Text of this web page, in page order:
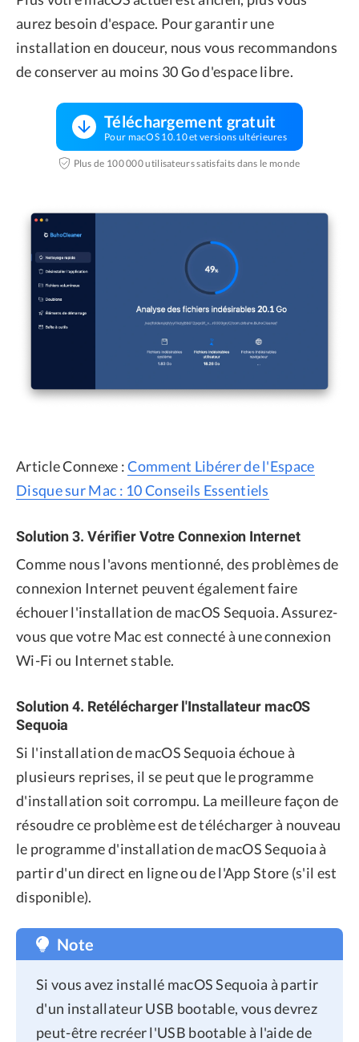
aurez besoin d'espace. Pour garantir une
installation en douceur, nous vous recommandons
de conserver au moins 30 Go d'espace libre.
Téléchargement gratuit
Pour macOS 10.10 et versions ultérieures
Plus de 100 000 utilisateurs satisfaits dans le monde
Article Connexe :Comment Libérer de l'Espace
Disque sur Mac : 10 Conseils Essentiels
Solution 3. Vérifier Votre Connexion Internet
Comme nous l'avons mentionné, des problèmes de
connexion Internet peuvent également faire
échouer l'installation de macOS Sequoia. Assurez-
vous que votre Mac est connecté à une connexion
Wi-Fi ou Internet stable.
Solution 4. Retélécharger l'Installateur macOS
Sequoia
Si l'installation de macOS Sequoia échoue à
plusieurs reprises, il se peut que le programme
d'installation soit corrompu. La meilleure façon de
résoudre ce problème est de télécharger à nouveau
le programme d'installation de macOS Sequoia à
partir d'un direct en ligne ou de l'App Store (s'il est
disponible).
Note
Si vous avez installé macOS Sequoia à partir
d'un installateur USB bootable, vous devrez
peut-être recréer l'USB bootable à l'aide de